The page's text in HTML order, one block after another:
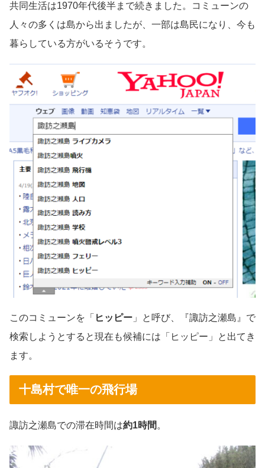
共同生活は1970年代後半まで続きました。コミューンの
人々の多くは島から出ましたが、一部は島民になり、今も
暮らしている方がいるそうです。
このコミューンを「 ヒッピー 」と呼び、『諏訪之瀬島』で
検索しようとすると現在も候補には「ヒッピー」と出てき
ます。
十島村で唯一の飛行場
諏訪之瀬島での滞在時間は約1時間 。